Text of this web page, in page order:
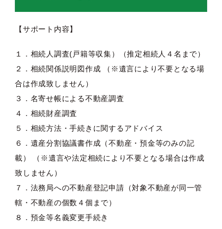
【サポート内容】
１．相続人調査(戸籍等収集）（推定相続人４名まで）
２．相続関係説明図作成 （※遺言により不要となる場
合は作成致しません）
３．名寄せ帳による不動産調査
４．相続財産調査
５．相続方法・手続きに関するアドバイス
６．遺産分割協議書作成（不動産・預金等のみの記
載） （※遺言や法定相続により不要となる場合は作成
致しません）
７．法務局への不動産登記申請（対象不動産が同一管
轄・不動産の個数４個まで）
８．預金等名義変更手続き